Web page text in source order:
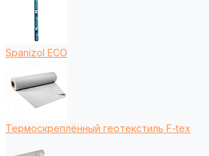
Spanizol ECO
Термоскреплённый геотекстиль F-tex